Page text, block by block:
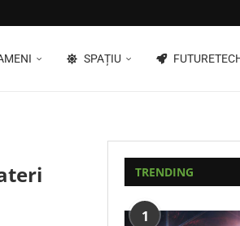
SPAȚIU
TRENDING
1